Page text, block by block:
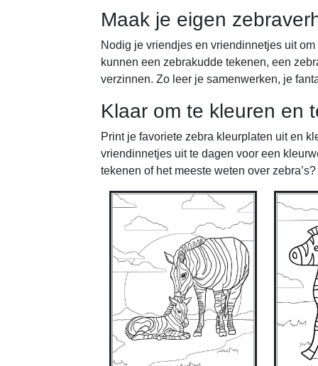
Maak je eigen
Nodig je vriendjes en vriendinnetjes uit
kunnen een zebrakudde tekenen, een
verzinnen. Zo leer je samenwerken, je
Klaar om te kleuren en
Print je favoriete zebra kleurplaten uit en
vriendinnetjes uit te dagen voor een
tekenen of het meeste weten over zebra’s?